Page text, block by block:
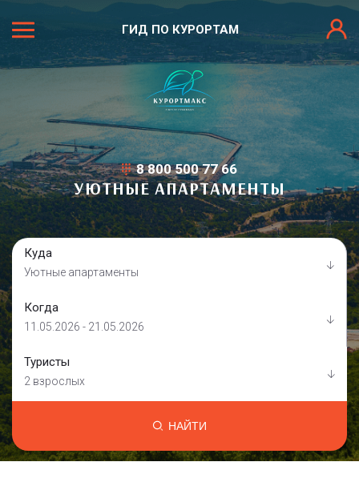
ГИД ПО КУРОРТАМ
8 800 500 77 66
УЮТНЫЕ АПАРТАМЕНТЫ
Куда
Уютные апартаменты
Когда
11.05.2026 - 21.05.2026
Туристы
2 взрослых
НАЙТИ